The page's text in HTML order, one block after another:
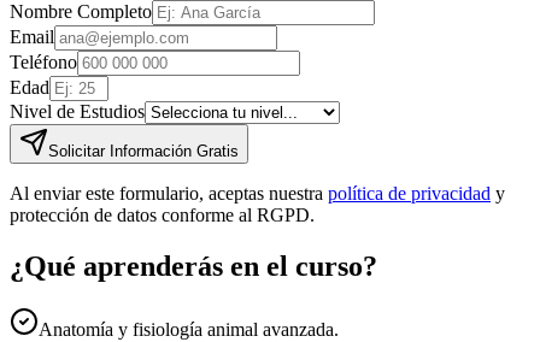
Nombre Completo
Email
Teléfono
Edad
Nivel de Estudios
Solicitar Información Gratis
Al enviar este formulario, aceptas nuestra política de privacidad y
protección de datos conforme al RGPD.
¿Qué aprenderás en el curso?
Anatomía y fisiología animal avanzada.